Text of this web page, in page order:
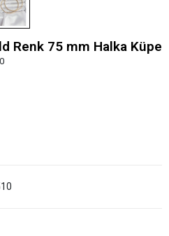
Renk 75 mm Halka Küpe